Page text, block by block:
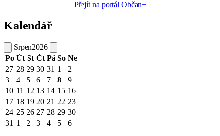
Přejít na portál Občan+
Kalendář
Srpen2026
Po Út St Čt Pá So Ne
27 28 29 30 31 1
2
3
4 5 6 7 8
9
10 11 12 13 14 15 16
17 18 19 20 21 22 23
24 25 26 27 28 29 30
31 1 2 3 4 5 6